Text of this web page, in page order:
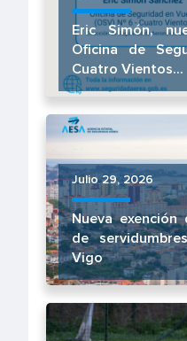
Eric Simón,
Oficina de
Cuatro Vientos...
Julio 29, 2026
Nueva
de
Vigo